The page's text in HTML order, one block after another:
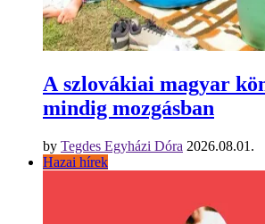
A szlovákiai magyar
mindig mozgásban
by Tegdes Egyházi Dóra 2026.08.01.
Hazai hírek